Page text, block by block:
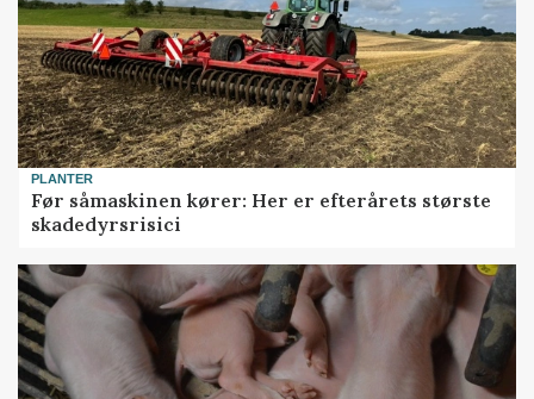
PLANTER
Før såmaskinen kører: Her er efterårets største
skadedyrsrisici